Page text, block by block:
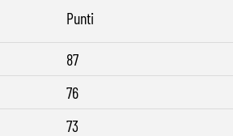
Punti
87
76
73